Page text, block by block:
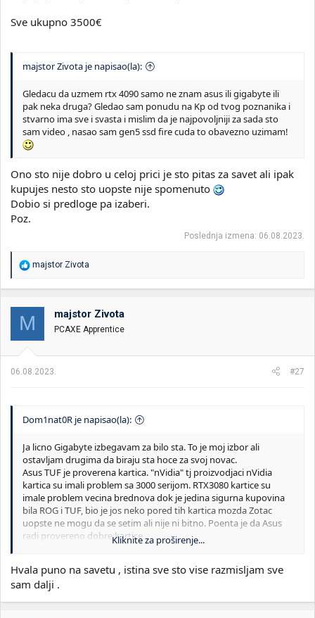
Sve ukupno 3500€
majstor Zivota je napisao(la):
Gledacu da uzmem rtx 4090 samo ne znam asus ili gigabyte ili
pak neka druga? Gledao sam ponudu na Kp od tvog poznanika i
stvarno ima sve i svasta i mislim da je najpovoljniji za sada sto
sam video , nasao sam gen5 ssd fire cuda to obavezno uzimam!
Ono sto nije dobro u celoj prici je sto pitas za savet ali ipak
kupujes nesto sto uopste nije spomenuto
Dobio si predloge pa izaberi.
Poz.
Poslednja izmena: 06.08.2023.
R
o
v
a
n
:
majstor Zivota
M majstor Zivota
PCAXE Apprentice
06.08.2023. #27
Dom1nat0R je napisao(la):
Ja licno Gigabyte izbegavam za bilo sta. To je moj izbor ali
ostavljam drugima da biraju sta hoce za svoj novac.
Asus TUF je proverena kartica. "nVidia" tj proizvodjaci nVidia
kartica su imali problem sa 3000 serijom. RTX3080 kartice su
imale problem vecina brednova dok je jedina sigurna kupovina
bila ROG i TUF, bio je jos neko pored tih kartica mozda Zotac
uopste ne mogu da se setim ali nije ni bitno. Poenta je da Asus
radi provereno dobre kartice.
E sad obzirom da je na KP 1700€ ja bih pre dodao 30.000 i kupio
njega ce ti biti daleko jeftinija od intela pa ces moci da se uklopis.
I jedan savet sto budes vise razmisljao sve ces biti dalji u
konacnoj odluci sta da kupis. Mozes slobodno da kupujes sa KP
Kliknite za proširenje...
Hvala puno na savetu , istina sve sto vise razmisljam sve
sam dalji .